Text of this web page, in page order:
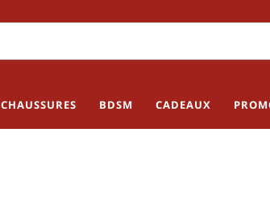
CHAUSSURES BDSM CADEAUX